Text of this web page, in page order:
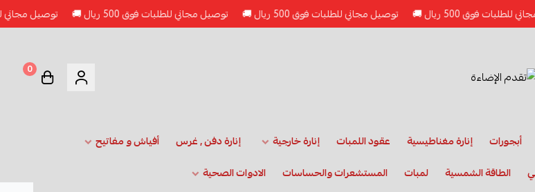
500 ريال 🚚 توصيل مجاني للطلبات فوق 500 ريال 🚚 توصيل مجاني للطلبات فوق 500 ريال 🚚 توصيل مجاني للطلبات فوق
0
أبجورات إنارة مغناطيسية عقود اللمبات إنارة خارجية إنارة دفن , غرس
أفياش و مفاتيح
الطاقة الشمسية لمبات المستشعرات والحساسات
الادوات الصحية